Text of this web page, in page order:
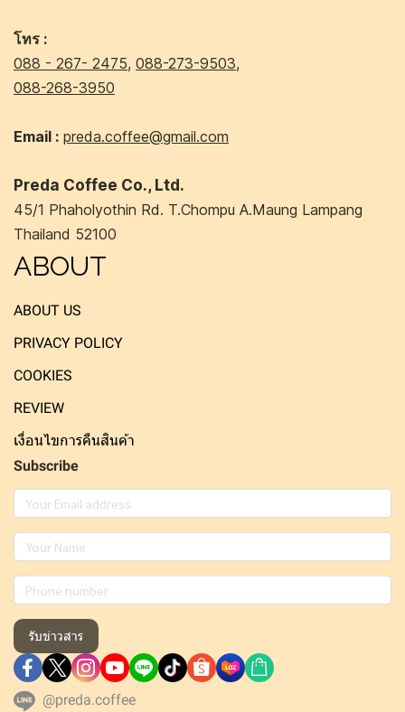
โทร :
088 - 267- 2475, 088-273-9503,
088-268-3950
Email : preda.coffee@gmail.com
Preda Coffee Co., Ltd.
45/1 Phaholyothin Rd. T.Chompu A.Maung Lampang
Thailand 52100
ABOUT
ABOUT US
PRIVACY POLICY
COOKIES
REVIEW
เงื่อนไขการคืนสินค้า
Subscribe
รับข่าวสาร
@preda.coffee